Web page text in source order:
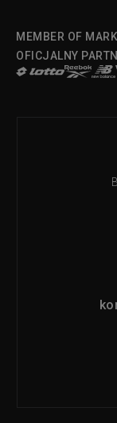
MEMBER OF
OFICJALNY